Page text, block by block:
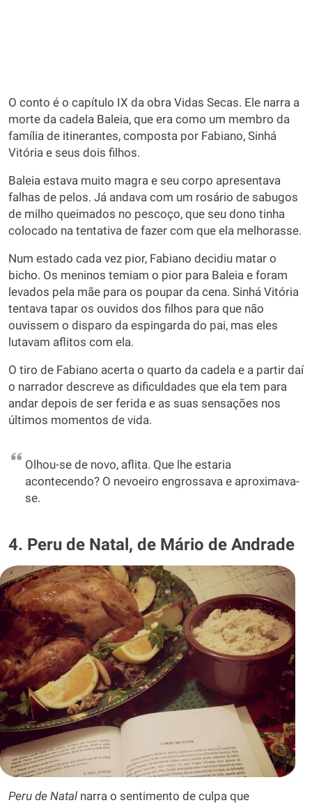
O conto é o capítulo IX da obra Vidas Secas. Ele narra a
morte da cadela Baleia, que era como um membro da
família de itinerantes, composta por Fabiano, Sinhá
Vitória e seus dois filhos.
Baleia estava muito magra e seu corpo apresentava
falhas de pelos. Já andava com um rosário de sabugos
de milho queimados no pescoço, que seu dono tinha
colocado na tentativa de fazer com que ela melhorasse.
Num estado cada vez pior, Fabiano decidiu matar o
bicho. Os meninos temiam o pior para Baleia e foram
levados pela mãe para os poupar da cena. Sinhá Vitória
tentava tapar os ouvidos dos filhos para que não
ouvissem o disparo da espingarda do pai, mas eles
lutavam aflitos com ela.
O tiro de Fabiano acerta o quarto da cadela e a partir daí
o narrador descreve as dificuldades que ela tem para
andar depois de ser ferida e as suas sensações nos
últimos momentos de vida.
Olhou-se de novo, aflita. Que lhe estaria
acontecendo? O nevoeiro engrossava e aproximava-
se.
4. Peru de Natal, de Mário de Andrade
Peru de Natal narra o sentimento de culpa que